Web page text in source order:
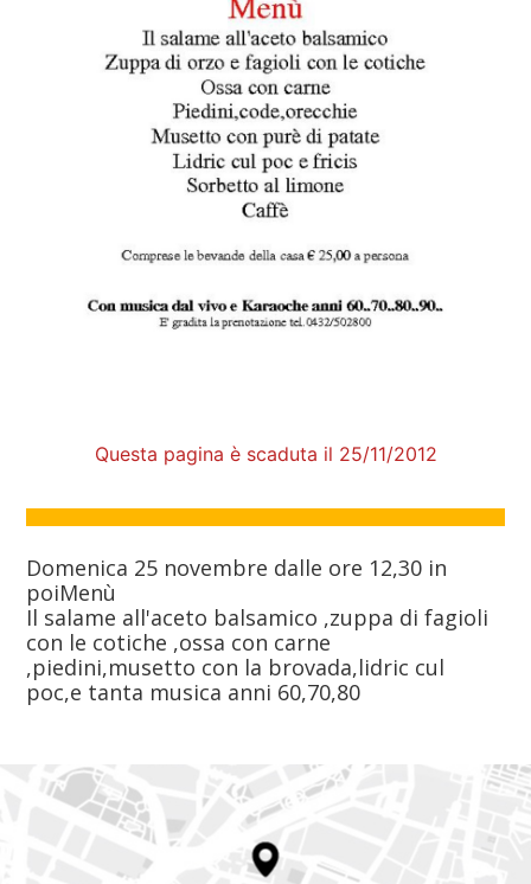
Questa pagina è scaduta il 25/11/2012
Domenica 25 novembre dalle ore 12,30 in
poiMenù
Il salame all'aceto balsamico ,zuppa di fagioli
con le cotiche ,ossa con carne
,piedini,musetto con la brovada,lidric cul
poc,e tanta musica anni 60,70,80